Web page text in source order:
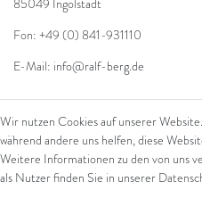
85049 Ingolstadt
Fon: +49 (0) 841-931110
E-Mail: info@ralf-berg.de
Wir nutzen Cookies auf unserer
während andere uns helfen, diese
Weitere Informationen zu den von uns
als Nutzer finden Sie in unserer